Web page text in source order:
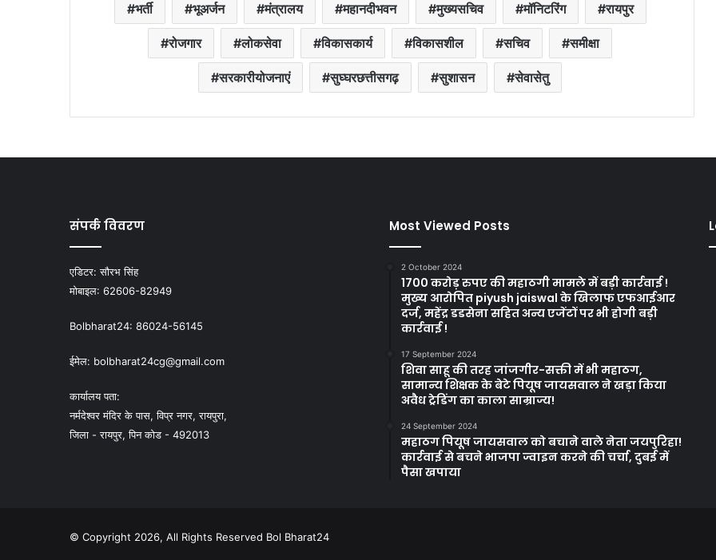
भर्ती भूअर्जन मंत्रालय महानदीभवन मुख्यसचिव मॉनिटरिंग रायपुर
रोजगार लोकसेवा विकासकार्य विकासशील सचिव समीक्षा
सरकारीयोजनाएं सुघ्घरछत्तीसगढ़ सुशासन सेवासेतु
संपर्क विवरण
एडिटर:सौरभ सिंह
मोबाइल: 62606-82949
Bolbharat24: 86024-56145
ईमेल: bolbharat24cg@gmail.com
कार्यालय पता:
नर्मदेश्वर मंदिर के पास, विप्र नगर, रायपुरा,
जिला - रायपुर, पिन कोड - 492013
Most Viewed Posts
2 October 2024
1700 करोड़ रुपए की महाठगी मामले में बड़ी कार्रवाई !
मुख्य आरोपित piyush jaiswal के खिलाफ एफआईआर
दर्ज, महेंद्र डडसेना सहित अन्य एजेंटों पर भी होगी बड़ी
कार्रवाई !
17 September 2024
शिवा साहू की तरह जांजगीर-सक्ती में भी महाठग,
सामान्य शिक्षक के बेटे पियूष जायसवाल ने खड़ा किया
अवैध ट्रेडिंग का काला साम्राज्य!
24 September 2024
महाठग पियूष जायसवाल को बचाने वाले नेता जयपुरिहा!
कार्रवाई से बचने भाजपा ज्वाइन करने की चर्चा, दुबई में
पैसा खपाया
© Copyright 2026, All Rights Reserved Bol Bharat24